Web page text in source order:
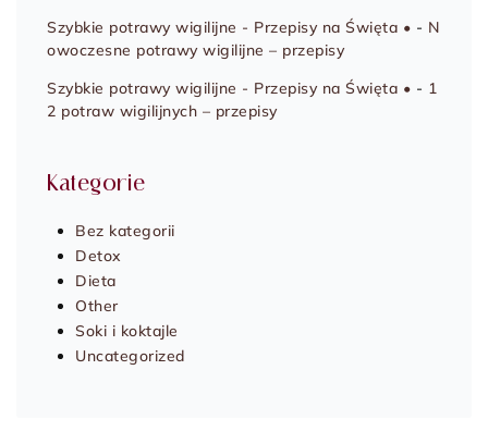
Szybkie potrawy wigilijne - Przepisy na Święta • - N
owoczesne potrawy wigilijne – przepisy
Szybkie potrawy wigilijne - Przepisy na Święta • - 1
2 potraw wigilijnych – przepisy
Kategorie
Bez kategorii
Detox
Dieta
Other
Soki i koktajle
Uncategorized